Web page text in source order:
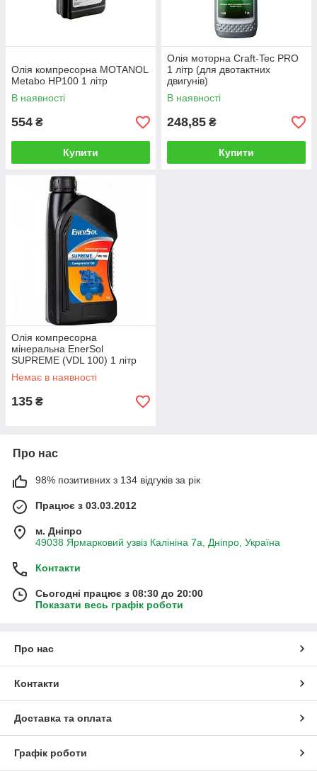
Олія компресорна MOTANOL
Metabo HP100 1 літр
В наявності
554 ₴
Купити
Олія моторна Craft-Tec PRO
1 літр (для двотактних
двигунів)
В наявності
248,85 ₴
Купити
Олія компресорна
мінеральна EnerSol
SUPREME (VDL 100) 1 літр
Немає в наявності
135 ₴
Про нас
98% позитивних з 134 відгуків за рік
Працює з 03.03.2012
м. Дніпро
49038 Ярмарковий узвіз Калініна 7а, Дніпро, Україна
Контакти
Сьогодні працює з 08:30 до 20:00
Показати весь графік роботи
Про нас
Контакти
Доставка та оплата
Графік роботи